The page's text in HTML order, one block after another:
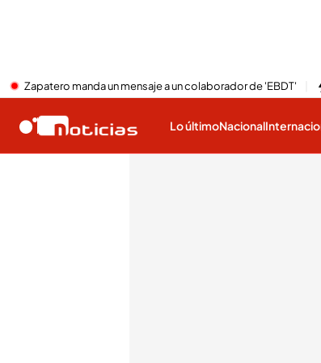
Zapatero manda un mensaje a un colaborador de 'EBDT'
Lo últimoNacional